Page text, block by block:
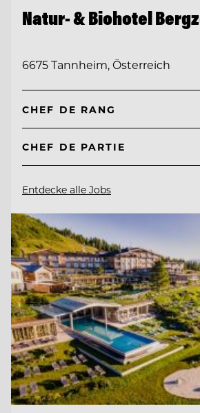
Natur- & Biohotel
6675 Tannheim, Österreich
CHEF DE RANG
CHEF DE PARTIE
Entdecke alle Jobs